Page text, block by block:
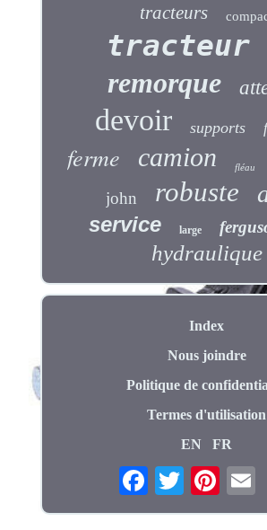
tracteurs
tracteur
remorque
devoir supports
ferme camion fléau
john robuste
service large
hydraulique
Index
Nous joindre
Politique de
Termes d'utilisation
EN
FR